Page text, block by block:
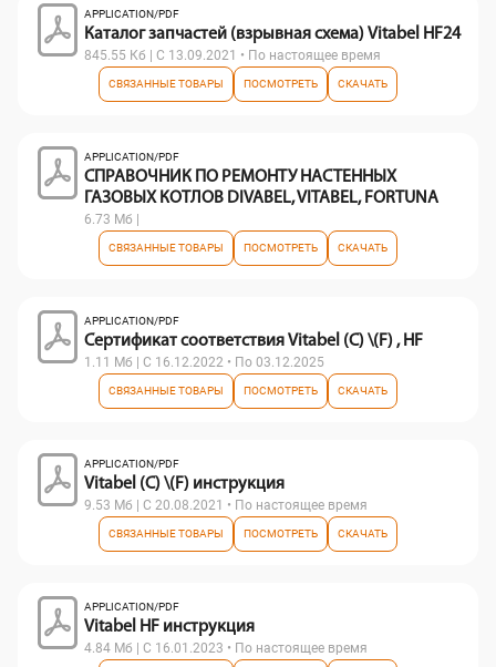
APPLICATION/PDF
Каталог запчастей (взрывная схема) Vitabel HF24
845.55 Кб | С 13.09.2021 • По настоящее время
СВЯЗАННЫЕ ТОВАРЫ ПОСМОТРЕТЬ СКАЧАТЬ
APPLICATION/PDF
СПРАВОЧНИК ПО РЕМОНТУ НАСТЕННЫХ
ГАЗОВЫХ КОТЛОВ DIVABEL, VITABEL, FORTUNA
6.73 Мб |
СВЯЗАННЫЕ ТОВАРЫ ПОСМОТРЕТЬ СКАЧАТЬ
APPLICATION/PDF
Сертификат соответствия Vitabel (C) \(F) , HF
1.11 Мб | С 16.12.2022 • По 03.12.2025
СВЯЗАННЫЕ ТОВАРЫ ПОСМОТРЕТЬ СКАЧАТЬ
APPLICATION/PDF
Vitabel (C) \(F) инструкция
9.53 Мб | С 20.08.2021 • По настоящее время
СВЯЗАННЫЕ ТОВАРЫ ПОСМОТРЕТЬ СКАЧАТЬ
APPLICATION/PDF
Vitabel HF инструкция
4.84 Мб | С 16.01.2023 • По настоящее время